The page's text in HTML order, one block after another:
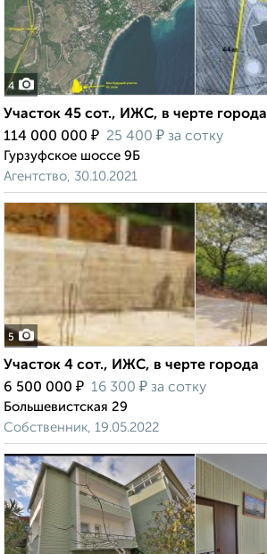
4
Участок 45 сот., ИЖС, в черте города
114 000 000 ₽ 25 400 ₽ за сотку
Гурзуфское шоссе 9Б
Агентство, 30.10.2021
5
Участок 4 сот., ИЖС, в черте города
6 500 000 ₽ 16 300 ₽ за сотку
Большевистская 29
Собственник, 19.05.2022